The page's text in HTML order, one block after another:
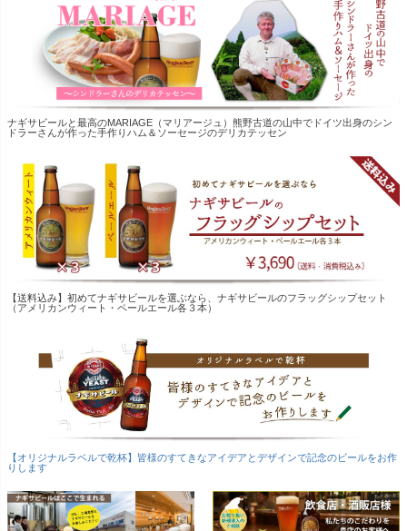
ナギサビールと最高のMARIAGE（マリアージュ）熊野古道の山中でドイツ出身のシン
ドラーさんが作った手作りハム＆ソーセージのデリカテッセン
【送料込み】初めてナギサビールを選ぶなら、ナギサビールのフラッグシップセット
（アメリカンウィート・ペールエール各３本）
【オリジナルラベルで乾杯】皆様のすてきなアイデアとデザインで記念のビールをお作
りします